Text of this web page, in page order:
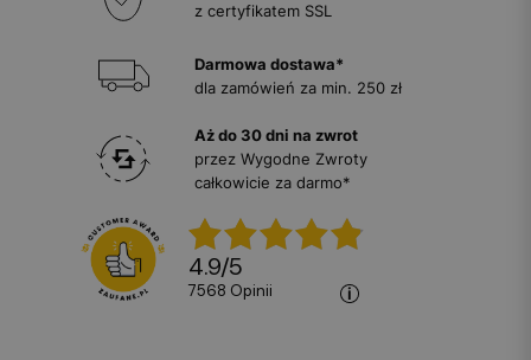
z certyfikatem SSL
Darmowa dostawa*
dla zamówień za min. 250 zł
Aż do 30 dni na zwrot
przez Wygodne Zwroty
całkowicie za darmo*
4.9/5
7568 opinii